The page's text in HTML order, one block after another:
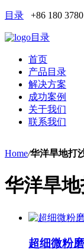
目录 +86 180 3780
目录
首页
产品目录
解决方案
成功案例
关于我们
联系我们
Home/华洋旱地打
华洋旱
超细微粉